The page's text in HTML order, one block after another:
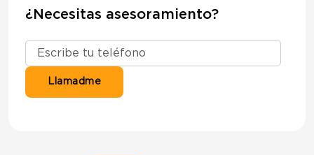
¿Necesitas asesoramiento?